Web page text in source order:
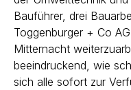
Bauführer, drei
Toggenburger + Co
Mitternacht
beeindruckend, wie
sich alle sofort zur